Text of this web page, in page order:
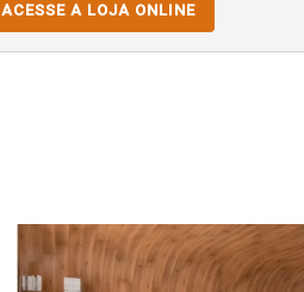
ACESSE A LOJA ONLINE